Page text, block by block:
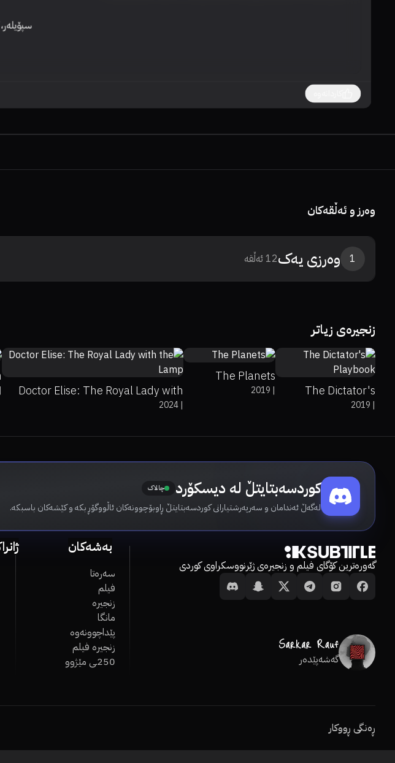
وەرز و ئەڵقەکان
1 وەرزی یەک12ئەڵقە
زنجیرەی زیاتر
7.6
The Dictator's
Playbook|
2019
The Planets
|
2019
6.8
80%
80%
Doctor Elise: The Royal Lady with
the Lamp
|
2024
کوردسەبتایتڵ لە دیسکۆرد چالاک
لەگەڵ ئەندامان و سەرپەرشتیارانی کوردسەبتایتڵ ڕاوبۆچوونەکان ئاڵووگۆڕ بکە و کێشەکان باسبکە.
گەورەترین کۆگای فیلم و زنجیرەی ژێرنووسکراوی کوردی
گەشەپێدەر
بەشەکان
سەرەتا
فیلم
زنجیرە
مانگا
پێداچوونەوە
زنجیرە فیلم
250ـی مێژوو
ڕەنگی ڕووکار